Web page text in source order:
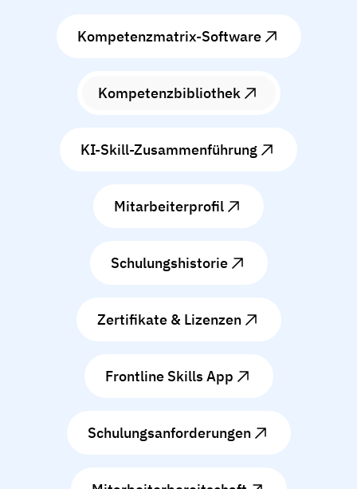
Kompetenzmatrix-Software
Kompetenzbibliothek
KI-Skill-Zusammenführung
Mitarbeiterprofil
Schulungshistorie
Zertifikate & Lizenzen
Frontline Skills App
Schulungsanforderungen